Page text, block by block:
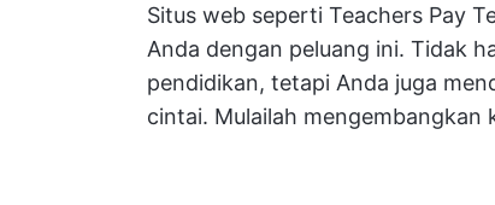
Situs web seperti Teachers Pay
Anda dengan peluang ini. Tidak
pendidikan, tetapi Anda juga
cintai. Mulailah mengembangkan